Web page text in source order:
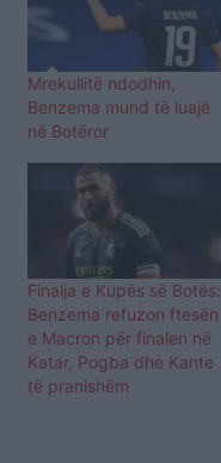
Mrekullitë ndodhin,
Benzema mund të luajë
në Botëror
Finalja e Kupës së Botës:
Benzema refuzon ftesën
e Macron për finalen në
Katar, Pogba dhe Kante
të pranishëm